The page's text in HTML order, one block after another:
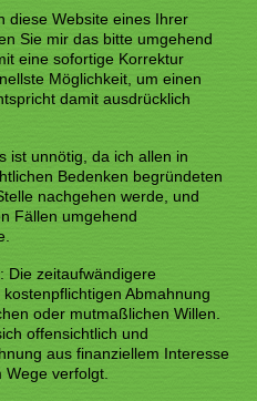
diese Website eines Ihrer
Sie mir das bitte umgehend
eine sofortige Korrektur
Möglichkeit, um einen
damit ausdrücklich
ist unnötig, da ich allen in
Bedenken begründeten
nachgehen werde, und
Fällen umgehend
Die zeitaufwändigere
Abmahnung
oder mutmaßlichen Willen.
offensichtlich und
aus finanziellem Interesse
Wege verfolgt.